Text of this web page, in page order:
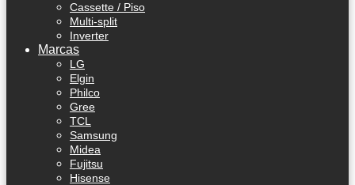
Cassette / Piso
Multi-split
Inverter
Marcas
LG
Elgin
Philco
Gree
TCL
Samsung
Midea
Fujitsu
Hisense